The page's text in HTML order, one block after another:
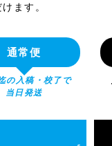
ます。
の入稿・校了で
当日発送
通常便